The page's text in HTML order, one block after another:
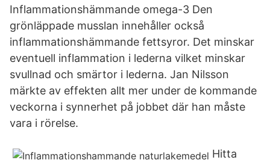
Inflammationshämmande omega-3 Den
grönläppade musslan innehåller också
inflammationshämmande fettsyror. Det minskar
eventuell inflammation i lederna vilket minskar
svullnad och smärtor i lederna. Jan Nilsson
märkte av effekten allt mer under de kommande
veckorna i synnerhet på jobbet där han måste
vara i rörelse.
Hitta